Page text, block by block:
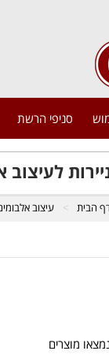
סניפי הרשת
לעיצוב
הבית עיצוב
מוצרים